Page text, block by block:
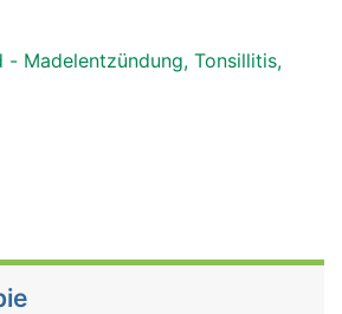
- Madelentzündung, Tonsillitis,